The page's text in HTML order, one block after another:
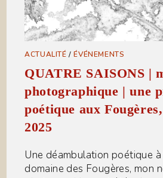
ACTUALITÉ /ÉVÉNEMENTS
QUATRE SAISONS |
photographique | une
poétique aux
2025
Une déambulation poétique
domaine des Fougères, mon